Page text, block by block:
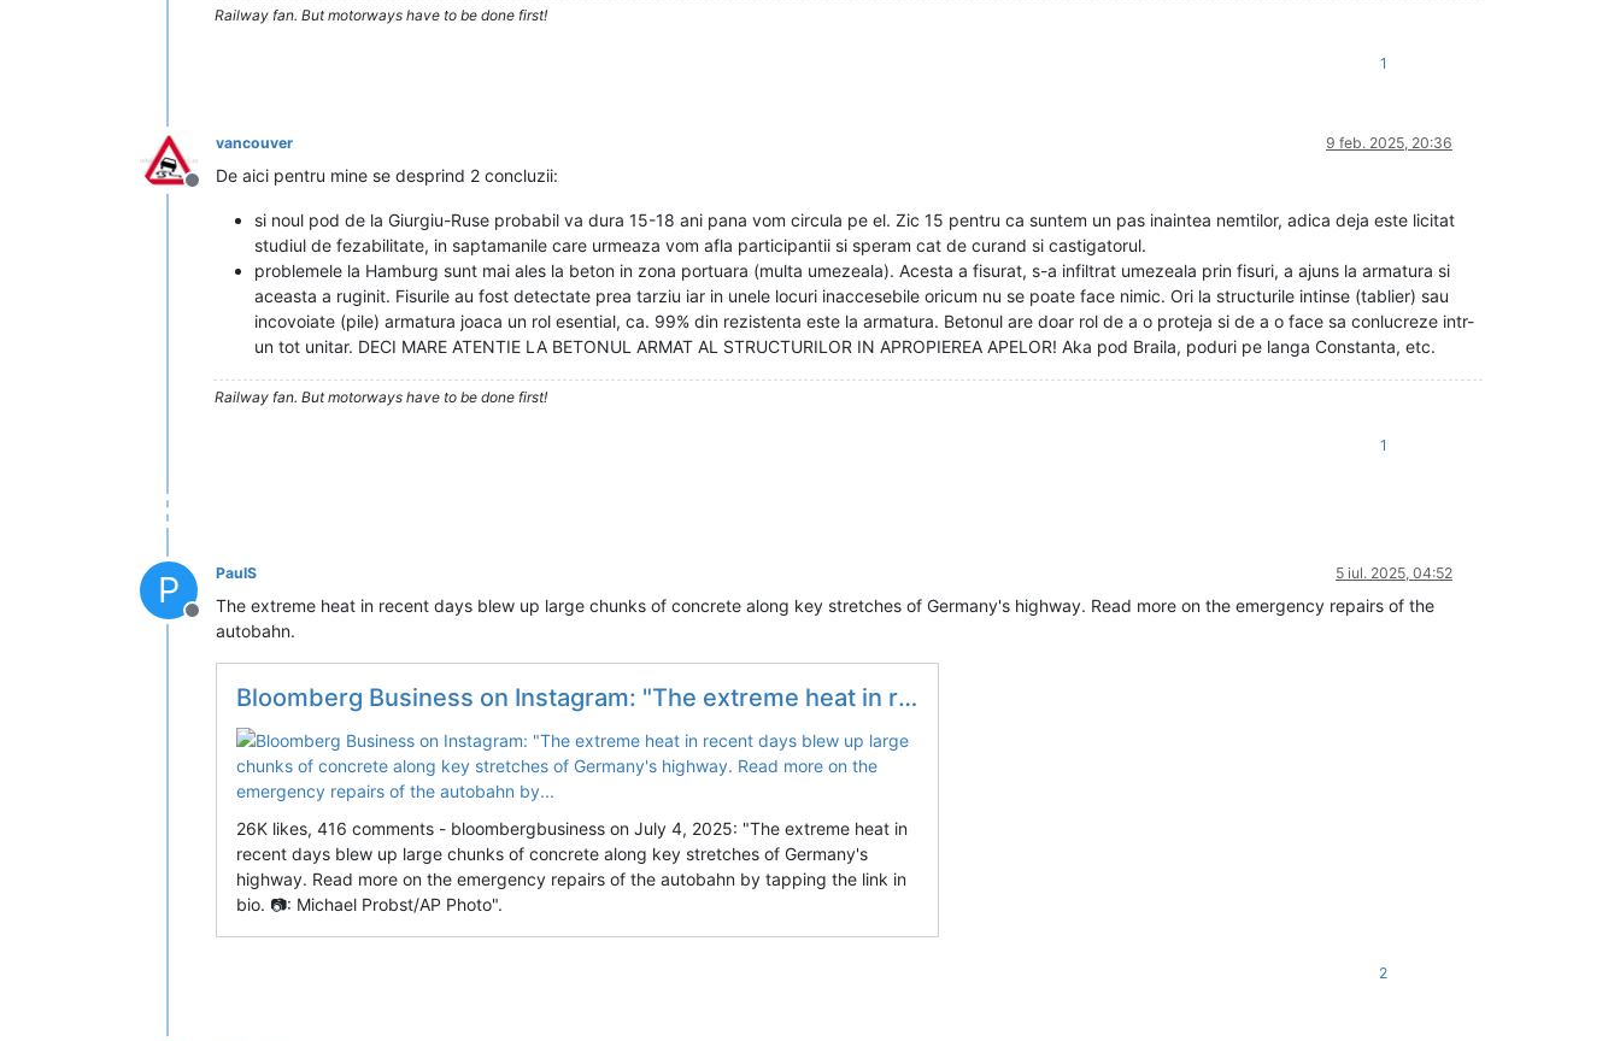
Railway fan. But motorways have to be done first!
1
Deconectat
vancouver 9 feb. 2025, 20:36
De aici pentru mine se desprind 2 concluzii:
si noul pod de la Giurgiu-Ruse probabil va dura 15-18 ani pana vom circula pe el. Zic 15 pentru ca suntem un pas inaintea nemtilor, adica deja este licitat
studiul de fezabilitate, in saptamanile care urmeaza vom afla participantii si speram cat de curand si castigatorul.
problemele la Hamburg sunt mai ales la beton in zona portuara (multa umezeala). Acesta a fisurat, s-a infiltrat umezeala prin fisuri, a ajuns la armatura si
aceasta a ruginit. Fisurile au fost detectate prea tarziu iar in unele locuri inaccesebile oricum nu se poate face nimic. Ori la structurile intinse (tablier) sau
incovoiate (pile) armatura joaca un rol esential, ca. 99% din rezistenta este la armatura. Betonul are doar rol de a o proteja si de a o face sa conlucreze intr-
un tot unitar. DECI MARE ATENTIE LA BETONUL ARMAT AL STRUCTURILOR IN APROPIEREA APELOR! Aka pod Braila, poduri pe langa Constanta, etc.
Railway fan. But motorways have to be done first!
1
P
Deconectat
PaulS 5 iul. 2025, 04:52
The extreme heat in recent days blew up large chunks of concrete along key stretches of Germany's highway. Read more on the emergency repairs of the
autobahn.
Bloomberg Business on Instagram: "The extreme heat in recent days blew up large chunks of concrete along key stretches of Germany's highway. Read more on the emergency repairs of the autobahn by...
26K likes, 416 comments - bloombergbusiness on July 4, 2025: "The extreme heat in
recent days blew up large chunks of concrete along key stretches of Germany's
highway. Read more on the emergency repairs of the autobahn by tapping the link in
bio. 📷️: Michael Probst/AP Photo".
2